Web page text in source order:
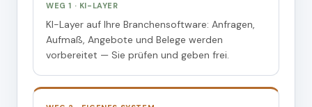
WEG 1 · KI-LAYER
KI-Layer auf Ihre Branchensoftware: Anfragen,
Aufmaß, Angebote und Belege werden
vorbereitet — Sie prüfen und geben frei.